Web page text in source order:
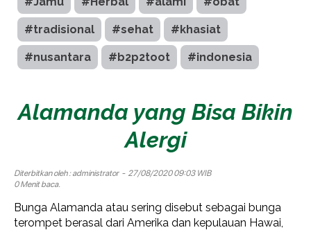
#tradisional #sehat #khasiat
#nusantara #b2p2toot #indonesia
Alamanda yang Bisa Bikin
Alergi
Diterbitkan oleh : administrator- 27/08/2020 09:03 WIB
0 Menit baca.
Bunga Alamanda atau sering disebut sebagai bunga
terompet berasal dari Amerika dan kepulauan Hawai,